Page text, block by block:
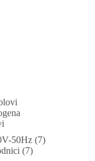
50Hz (7)
(7)